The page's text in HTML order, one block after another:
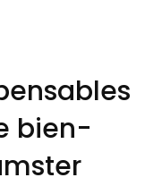
bien-